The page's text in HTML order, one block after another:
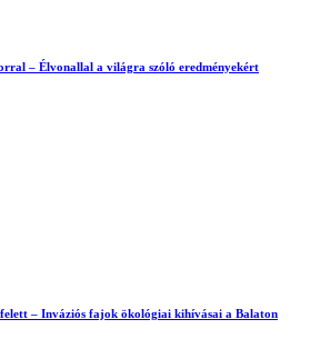
– Élvonallal a világra szóló eredményekért
– Inváziós fajok ökológiai kihívásai a Balaton